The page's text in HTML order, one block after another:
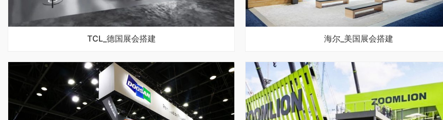
TCL_德国展会搭建 海尔_美国展会搭建